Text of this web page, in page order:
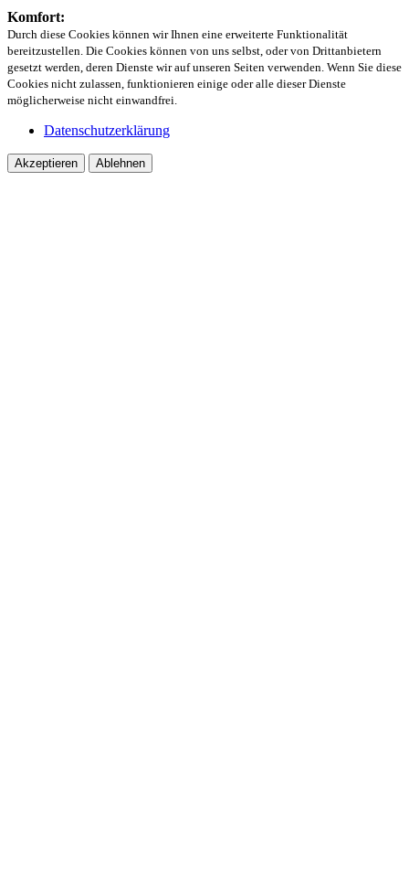
Komfort:
Durch diese Cookies können wir Ihnen eine erweiterte Funktionalität
bereitzustellen. Die Cookies können von uns selbst, oder von Drittanbietern
gesetzt werden, deren Dienste wir auf unseren Seiten verwenden. Wenn Sie diese
Cookies nicht zulassen, funktionieren einige oder alle dieser Dienste
möglicherweise nicht einwandfrei.
Datenschutzerklärung
Akzeptieren Ablehnen